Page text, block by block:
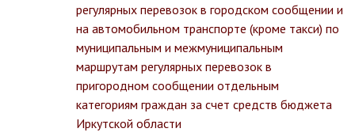
регулярных перевозок в городском сообщении и
на автомобильном транспорте (кроме такси) по
муниципальным и межмуниципальным
маршрутам регулярных перевозок в
пригородном сообщении отдельным
категориям граждан за счет средств бюджета
Иркутской области